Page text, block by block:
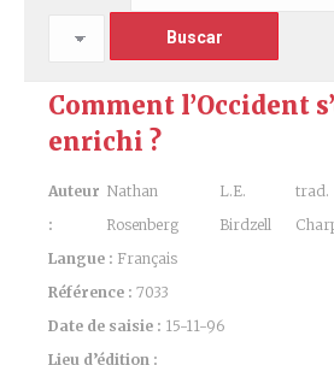
Comment l’Occident
enrichi ?
Auteur
:
Nathan
Rosenberg
L.E.
Birdzell
Langue : Français
Référence : 7033
Date de saisie : 15-11-96
Lieu d’édition :